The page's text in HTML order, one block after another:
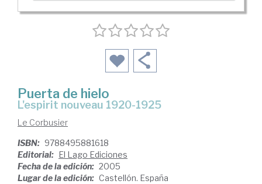
Puerta de hielo
l'espirit nouveau 1920-1925
Le Corbusier
ISBN: 9788495881618
Editorial: El Lago Ediciones
Fecha de la edición: 2005
Lugar de la edición: Castellón. España